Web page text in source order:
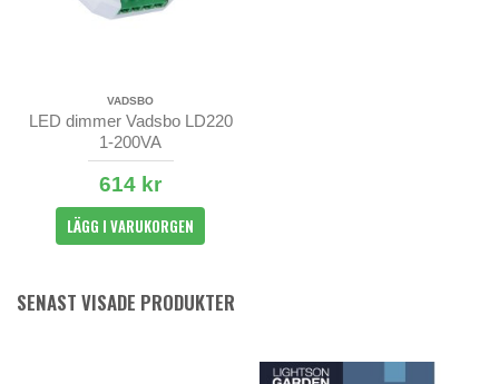
VADSBO
LED dimmer Vadsbo LD220
1-200VA
614 kr
LÄGG I VARUKORGEN
SENAST VISADE PRODUKTER